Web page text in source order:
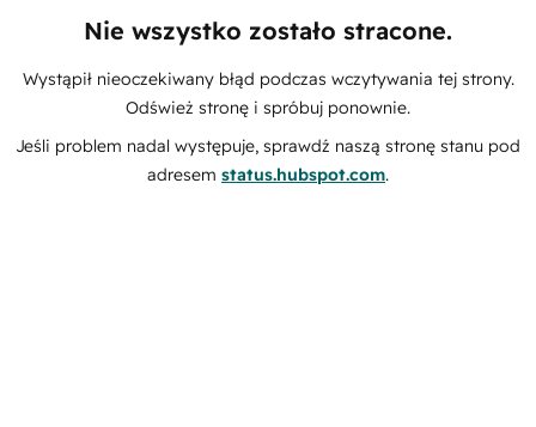
Nie wszystko zostało stracone.
Wystąpił nieoczekiwany błąd podczas wczytywania tej strony.
Odśwież stronę i spróbuj ponownie.
Jeśli problem nadal występuje, sprawdź naszą stronę stanu pod
adresem status.hubspot.com.